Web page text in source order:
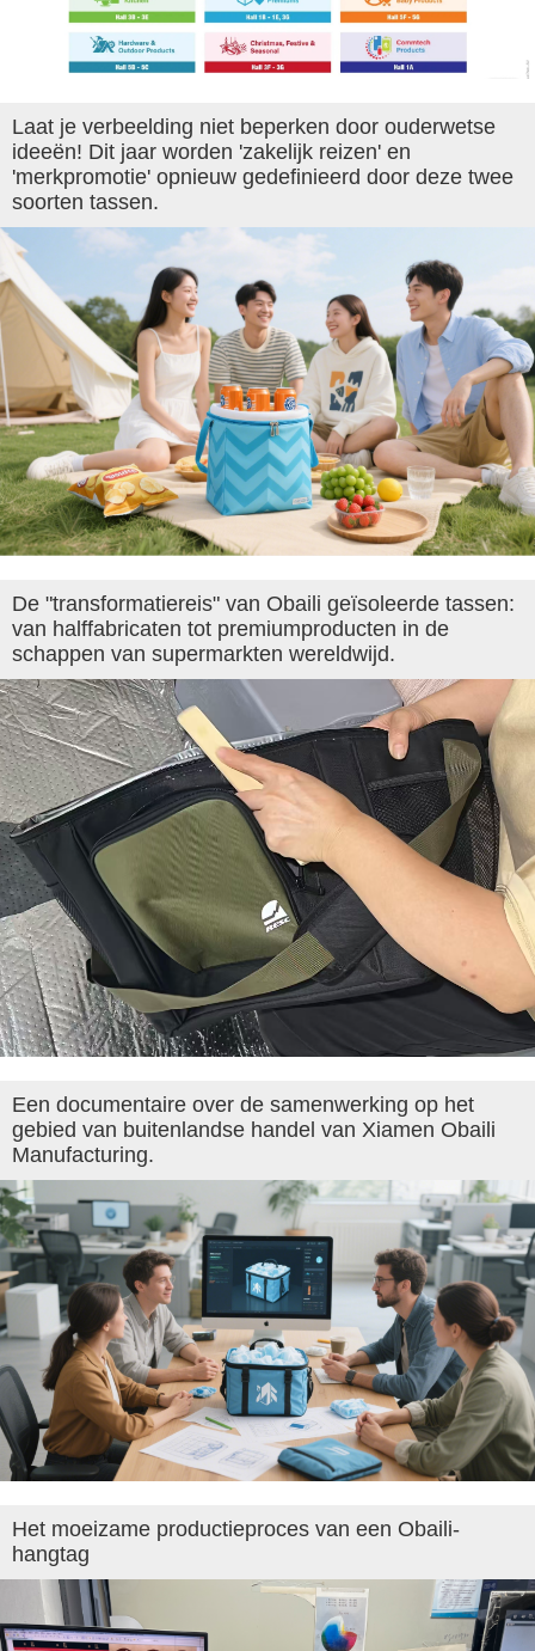
Laat je verbeelding niet beperken door ouderwetse
ideeën! Dit jaar worden 'zakelijk reizen' en
'merkpromotie' opnieuw gedefinieerd door deze twee
soorten tassen.
De "transformatiereis" van Obaili geïsoleerde tassen:
van halffabricaten tot premiumproducten in de
schappen van supermarkten wereldwijd.
Een documentaire over de samenwerking op het
gebied van buitenlandse handel van Xiamen Obaili
Manufacturing.
Het moeizame productieproces van een Obaili-
hangtag